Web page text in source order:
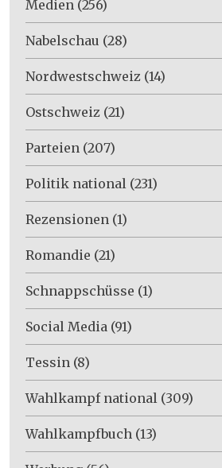
Medien (256)
Nabelschau (28)
Nordwestschweiz (14)
Ostschweiz (21)
Parteien (207)
Politik national (231)
Rezensionen (1)
Romandie (21)
Schnappschüsse (1)
Social Media (91)
Tessin (8)
Wahlkampf national (309)
Wahlkampfbuch (13)